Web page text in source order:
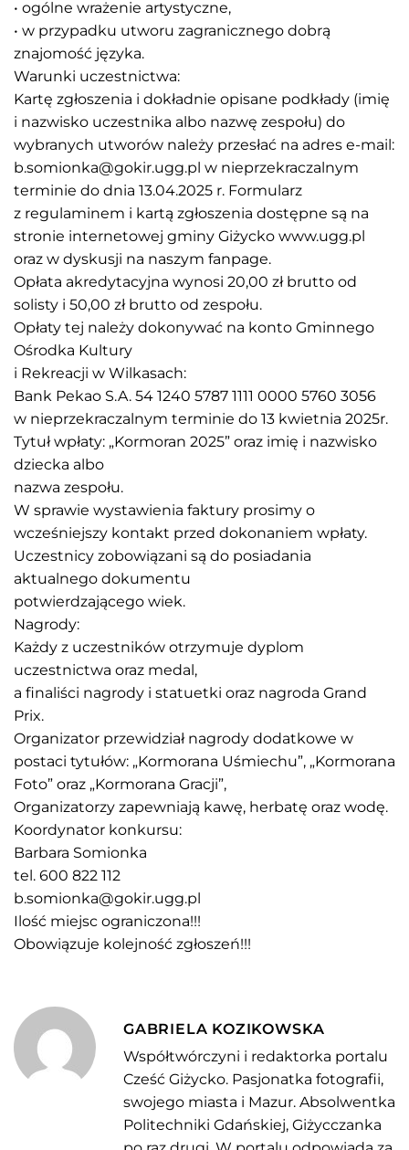
• ogólne wrażenie artystyczne,
• w przypadku utworu zagranicznego dobrą
znajomość języka.
Warunki uczestnictwa:
Kartę zgłoszenia i dokładnie opisane podkłady (imię
i nazwisko uczestnika albo nazwę zespołu) do
wybranych utworów należy przesłać na adres e-mail:
b.somionka@gokir.ugg.pl w nieprzekraczalnym
terminie do dnia 13.04.2025 r. Formularz
z regulaminem i kartą zgłoszenia dostępne są na
stronie internetowej gminy Giżycko www.ugg.pl
oraz w dyskusji na naszym fanpage.
Opłata akredytacyjna wynosi 20,00 zł brutto od
solisty i 50,00 zł brutto od zespołu.
Opłaty tej należy dokonywać na konto Gminnego
Ośrodka Kultury
i Rekreacji w Wilkasach:
Bank Pekao S.A. 54 1240 5787 1111 0000 5760 3056
w nieprzekraczalnym terminie do 13 kwietnia 2025r.
Tytuł wpłaty: „Kormoran 2025” oraz imię i nazwisko
dziecka albo
nazwa zespołu.
W sprawie wystawienia faktury prosimy o
wcześniejszy kontakt przed dokonaniem wpłaty.
Uczestnicy zobowiązani są do posiadania
aktualnego dokumentu
potwierdzającego wiek.
Nagrody:
Każdy z uczestników otrzymuje dyplom
uczestnictwa oraz medal,
a finaliści nagrody i statuetki oraz nagroda Grand
Prix.
Organizator przewidział nagrody dodatkowe w
postaci tytułów: „Kormorana Uśmiechu”, „Kormorana
Foto” oraz „Kormorana Gracji”,
Organizatorzy zapewniają kawę, herbatę oraz wodę.
Koordynator konkursu:
Barbara Somionka
tel. 600 822 112
b.somionka@gokir.ugg.pl
Ilość miejsc ograniczona!!!
Obowiązuje kolejność zgłoszeń!!!
GABRIELA KOZIKOWSKA
Współtwórczyni i redaktorka portalu
Cześć Giżycko. Pasjonatka fotografii,
swojego miasta i Mazur. Absolwentka
Politechniki Gdańskiej, Giżycczanka